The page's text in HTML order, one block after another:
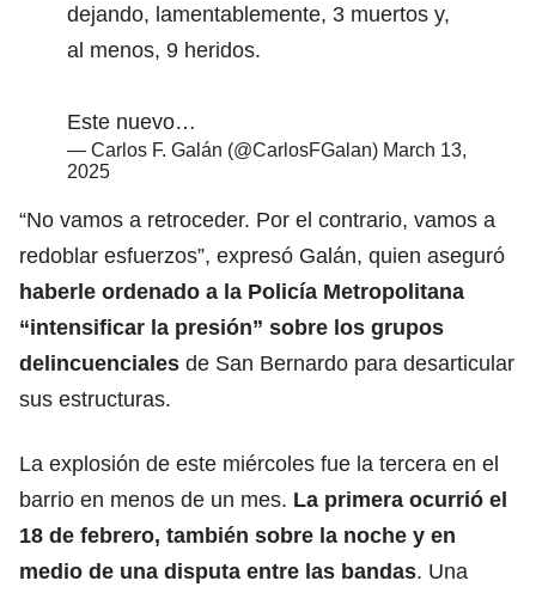
dejando, lamentablemente, 3 muertos y,
al menos, 9 heridos.
Este nuevo…
— Carlos F. Galán (@CarlosFGalan) March 13,
2025
“No vamos a retroceder. Por el contrario, vamos a
redoblar esfuerzos”, expresó Galán, quien aseguró
haberle ordenado a la Policía Metropolitana
“intensificar la presión” sobre los grupos
delincuenciales de San Bernardo para desarticular
sus estructuras.
La explosión de este miércoles fue la tercera en el
barrio en menos de un mes. La primera ocurrió el
18 de febrero, también sobre la noche y en
medio de una disputa entre las bandas. Una